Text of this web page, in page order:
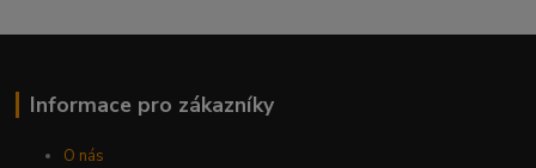
Informace pro zákazníky
O nás